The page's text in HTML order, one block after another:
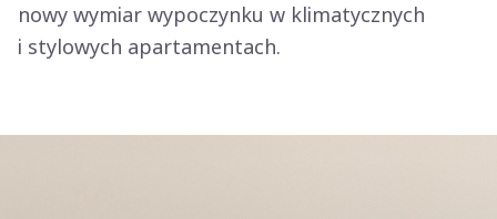
nowy wymiar wypoczynku w klimatycznych
i stylowych apartamentach.